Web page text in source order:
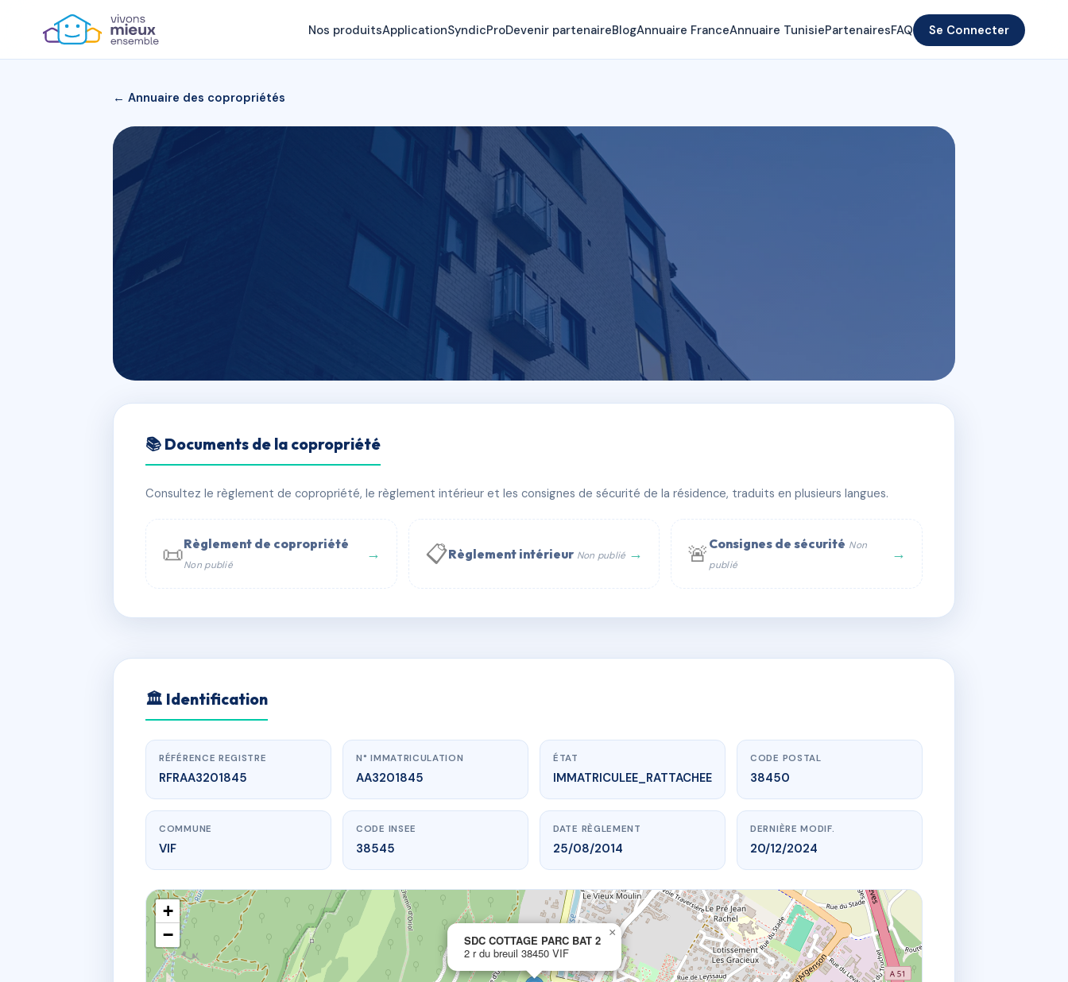
Nos produitsApplicationSyndicProDevenir partenaireBlogAnnuaire FranceAnnuaire TunisiePartenairesFAQ Se Connecter
← Annuaire des copropriétés
SDC COTTAGE PARC BAT 2
📍 2 r du breuil 38450 VIF
📞 Contacter Syndic Digital 💬 WhatsApp
📚 Documents de la copropriété
Consultez le règlement de copropriété, le règlement intérieur et les consignes de sécurité de la résidence, traduits en plusieurs langues.
📜Règlement de copropriété
Non publié
→ 📋Règlement intérieur Non publié → 🚨 Consignes de sécurité Non
publié
→
AA3201845 🇫🇷
www.vme.plus/AA3201845
SDC COTTAGE PARC BAT 2
2 r du breuil 38450 VIF
🏛 Identification
RÉFÉRENCE REGISTRE
RFRAA3201845
N° IMMATRICULATION
AA3201845
ÉTAT
IMMATRICULEE_RATTACHEE
CODE POSTAL
38450
COMMUNE
VIF
CODE INSEE
38545
DATE RÈGLEMENT
25/08/2014
DERNIÈRE MODIF.
20/12/2024
SDC COTTAGE PARC BAT 2
2 r du breuil 38450 VIF
×
+
−